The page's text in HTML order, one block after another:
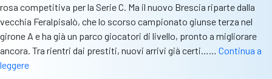
rosa competitiva per la Serie C. Ma il nuovo Brescia riparte dalla
vecchia Feralpisalò, che lo scorso campionato giunse terza nel
girone A e ha già un parco giocatori di livello, pronto a migliorare
ancora. Tra rientri dai prestiti, nuovi arrivi già certi…… Continua a
leggereLa